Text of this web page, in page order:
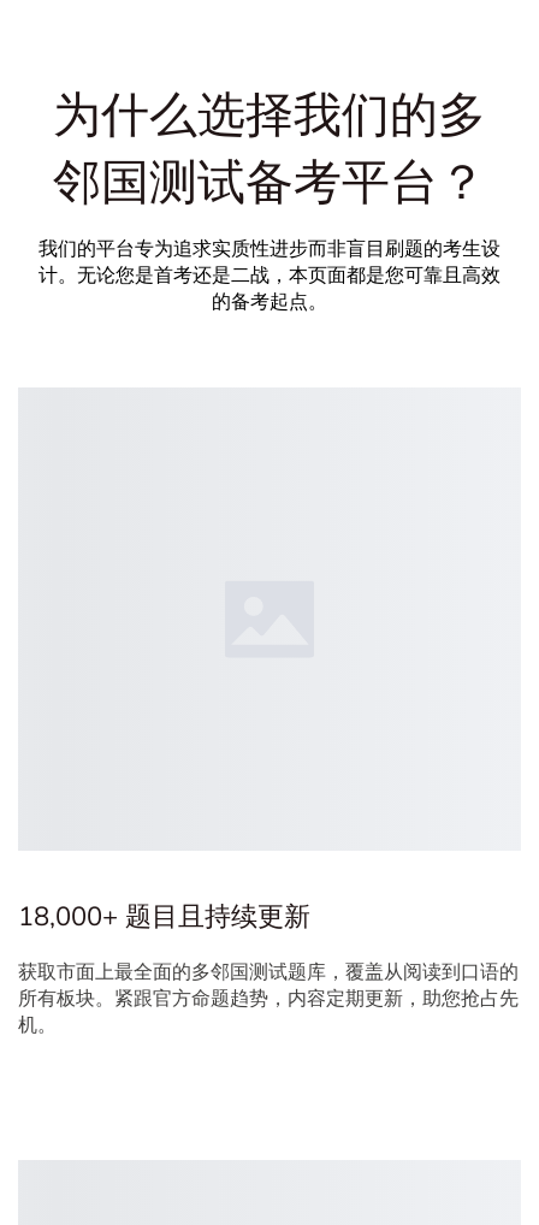
为什么选择我们的多
邻国测试备考平台？
我们的平台专为追求实质性进步而非盲目刷题的考生设
计。无论您是首考还是二战，本页面都是您可靠且高效
的备考起点。
18,000+ 题目且持续更新
获取市面上最全面的多邻国测试题库，覆盖从阅读到口语的
所有板块。紧跟官方命题趋势，内容定期更新，助您抢占先
机。